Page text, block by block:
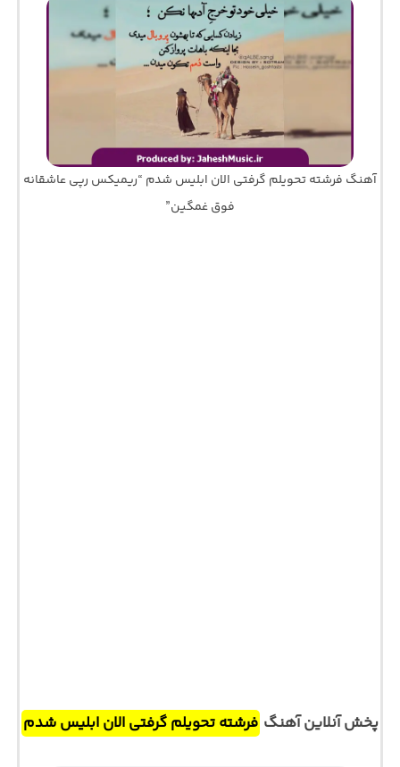
آهنگ فرشته تحویلم گرفتی الان ابلیس شدم “ریمیکس رپی عاشقانه
فوق غمگین”
پخش آنلاین آهنگ فرشته تحویلم گرفتی الان ابلیس شدم